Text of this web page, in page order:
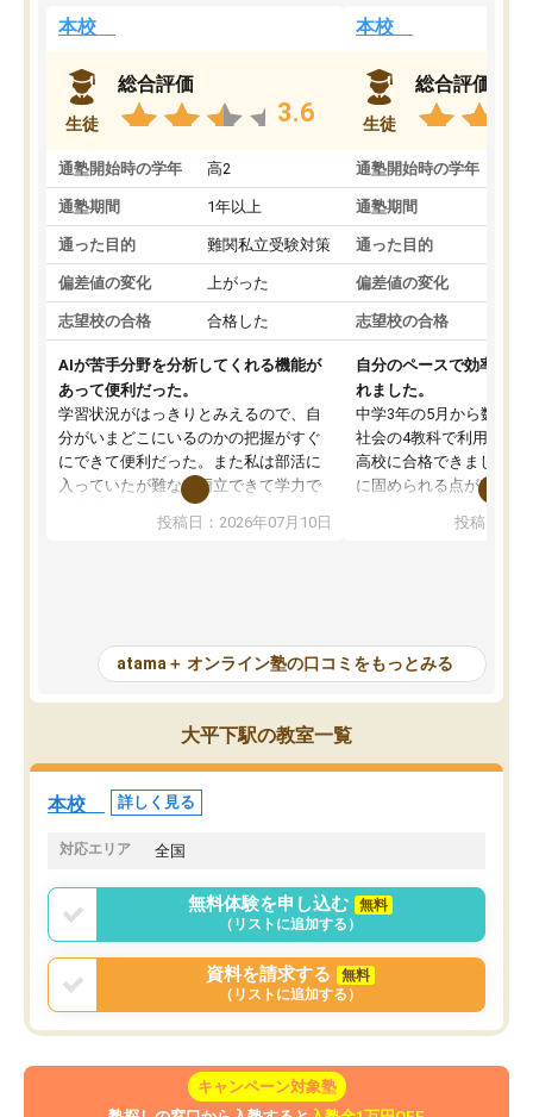
本校
生徒
総合評価
3.6
通塾開始時の学年 高2
通塾期間 1年以上
通った目的 難関私立受験対策
偏差値の変化 上がった
志望校の合格 合格した
AIが苦手分野を分析してくれる機能が
あって便利だった。
学習状況がはっきりとみえるので、自
分がいまどこにいるのかの把握がすぐ
にできて便利だった。また私は部活に
入っていたが難なく両立できて学力で
も部活でも結果を残すことができてよ
かった。また問題演習の際に、自分が
が、自分で自分の管理ができない人に
とっては難しい部分もあるのではない
かと思った。
投稿日：2026年07月10日
本校
生徒
総合評価
通塾開始時の学年
通塾期間
通った目的
偏差値の変化
志望校の合格
自分のペースで効率よく
れました。
中学3年の5月から数学・
社会の4教科で利用し、
高校に合格できました。
に固められる点が魅力で
項目のおかげで、手軽
元数が可視化されるので
しながら意欲的に取り組
常に効果を実感している
すめできる塾です。
投稿日：
atama＋ オンライン塾の口コミをもっとみる
大平下駅の教室一覧
本校 詳しく見る
対応エリア 全国
無料体験を申し込む
無料
（リストに追加する）
資料を請求する
無料
（リストに追加する）
キャンペーン対象塾